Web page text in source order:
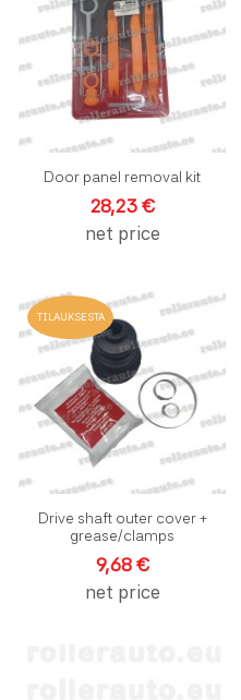
Door panel removal kit
28,23 €
net price
TILAUKSESTA
Drive shaft outer cover +
grease/clamps
9,68 €
net price